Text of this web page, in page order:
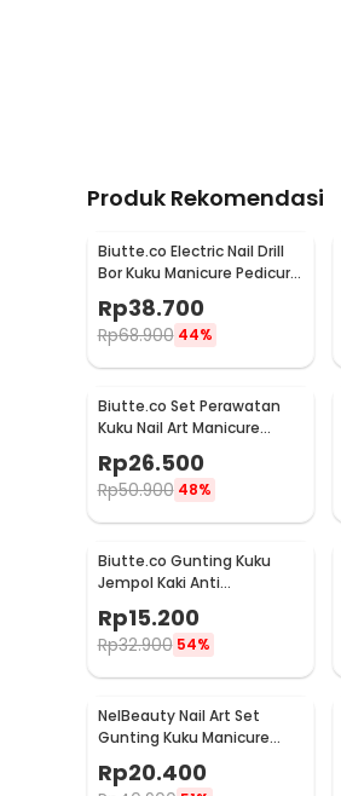
Produk Rekomendasi
Biutte.co Electric Nail Drill
Bor Kuku Manicure Pedicure
20000RPM - JMD-100
Rp38.700
Rp68.900 44%
Biutte.co Set Perawatan
Kuku Nail Art Manicure
Pedicure 16in1 - MJ1096-01
Rp26.500
Rp50.900 48%
Biutte.co Gunting Kuku
Jempol Kaki Anti
MZ-020
Rp15.200
Rp32.900 54%
NelBeauty Nail Art Set
Gunting Kuku Manicure
Rp20.400